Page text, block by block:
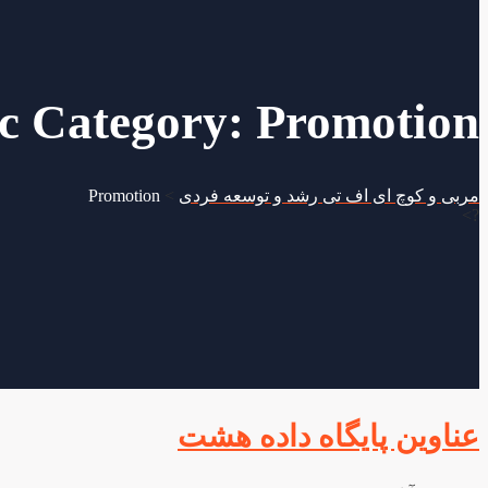
Category: Promotion
مربی و کوچ ای اف تی رشد و توسعه فردی >
Promotion
?>
عناوین پایگاه داده هشت